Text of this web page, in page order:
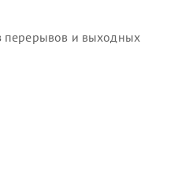
и выходных